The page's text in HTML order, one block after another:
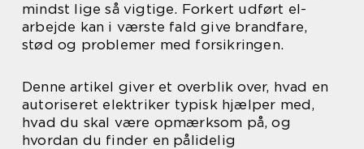
mindst lige så vigtige. Forkert udført el-
arbejde kan i værste fald give brandfare,
stød og problemer med forsikringen.
Denne artikel giver et overblik over, hvad en
autoriseret elektriker typisk hjælper med,
hvad du skal være opmærksom på, og
hvordan du finder en pålidelig